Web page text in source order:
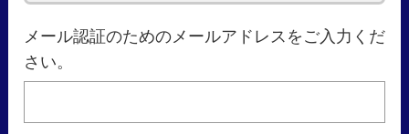
メール認証のためのメールアドレスをご入力くだ
さい。